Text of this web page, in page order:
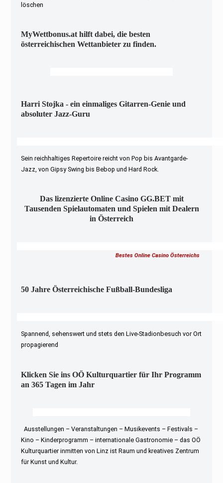
löschen
MyWettbonus.at hilft dabei, die besten
österreichischen Wettanbieter zu finden.
Harri Stojka - ein einmaliges Gitarren-Genie und
absoluter Jazz-Guru
Sein reichhaltiges Repertoire reicht von Pop bis Avantgarde-
Jazz, von Gipsy Swing bis Bebop und Hard Rock.
Das lizenzierte Online Casino GG.BET mit
Tausenden Spielautomaten und Spielen mit Dealern
in Österreich
Bestes Online Casino Österreichs
50 Jahre Österreichische Fußball-Bundesliga
Spannend, sehenswert und stets den Live-Stadionbesuch vor Ort
propagierend
Klicken Sie ins OÖ Kulturquartier für Ihr Programm
an 365 Tagen im Jahr
Ausstellungen – Veranstaltungen – Musikevents – Festivals –
Kino – Kinderprogramm – internationale Gastronomie – das OÖ
Kulturquartier inmitten von Linz ist Raum und kreatives Zentrum
für Kunst und Kultur.